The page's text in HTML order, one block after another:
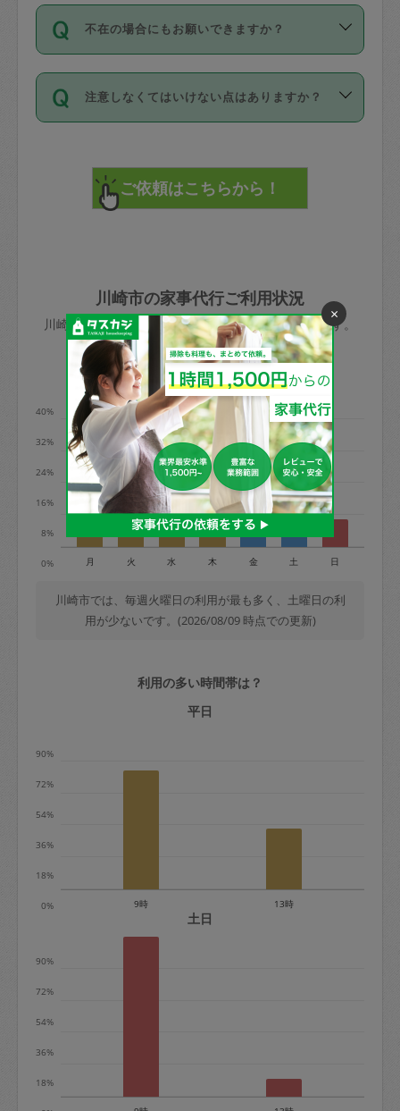
を依頼してください。
参考
【詳細】タスカジさんの登録に際
写真を撮り、
詳細FAQ：
損害賠償保険について教えて
1. 直前キャンセル（定期、スポット契約
共通）
72時間を超える※と、以下のキャンセル
料が発生します。
直前キャンセル料：
72時間前〜24時間前＝依頼料金の50%
依頼者不在による当日キャンセル＝依頼
金額の100%＋交通費全額
※例：依頼日時／土曜日午前9時開始の場
合、水曜日午前9時以降はキャンセル料が
発生
水曜日9時〜金曜日9時まで＝依頼料金の
50%
金曜日9時～土曜日8時まで＝依頼金額の
100%
土曜日8時〜実施時間＝依頼金額の100%
＋交通費全額
依頼者不在による当日キャンセル＝依頼
金額の100%＋交通費全額
定期契約をキャンセルする場合、毎週定
期は月2回まで隔週定期は月1回までキャ
※キャンセル料金の設定について：
定期依頼1回（3時間）の金額とスポット
「お試し利用」というメニューはありま
せんが、「一回のみ」依頼を活用するこ
とによって、気に入ったタスカジさんを
まず、条件の合う気になるタスカジさ
みてください。
その後、一番気に入ったタスカジさんに
不在の場合にもお願いできますか？
不在の場合の作業はタスカジさんの同意
が必要です。数回の依頼ののち、タスカ
ジさんと依頼者の間で十分な信頼関係が
てください。
不在時に部屋に入るためにタスカジさん
きた場合は損害保険の対象外となるので
ご注意ください。
注意しなくてはいけない点はありますか？
で、必ず鍵のかかるロッカーや金庫に入
れて依頼者の責任の元管理するよう心掛
けてください。
玉、など
あわせてこちらも参照ください：初めて
利用します。注意しなくてはいけない点
はありますか？
川崎市の家事代行ご利用状況
川崎市のタスカジの利用データを元に掲載しています。
利用の多い曜日は？
0%
8%
16%
24%
32%
40%
月 火 水 木 金 土 日
川崎市では、毎週火曜日の利用が最も多く、土曜日の利
用が少ないです。(2026/08/09 時点での更新)
利用の多い時間帯は？
平日
0%
18%
36%
54%
72%
90%
9時 13時
土日
18%
36%
54%
72%
90%
×